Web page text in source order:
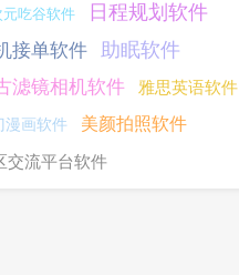
元吃谷软件 日程规划软件
接单软件 助眠软件
滤镜相机软件 雅思英语软件
漫画软件
美颜拍照软件
交流平台软件